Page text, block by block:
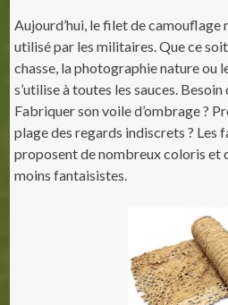
Aujourd’hui, le filet de camouflage
utilisé par les militaires. Que ce
chasse, la photographie nature ou
s’utilise à toutes les sauces.
Fabriquer son voile d’ombrage ?
plage des regards indiscrets ? Les
proposent de nombreux coloris et
moins fantaisistes.